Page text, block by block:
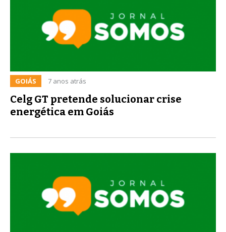
GOIÁS 7 anos atrás
Celg GT pretende solucionar crise
energética em Goiás